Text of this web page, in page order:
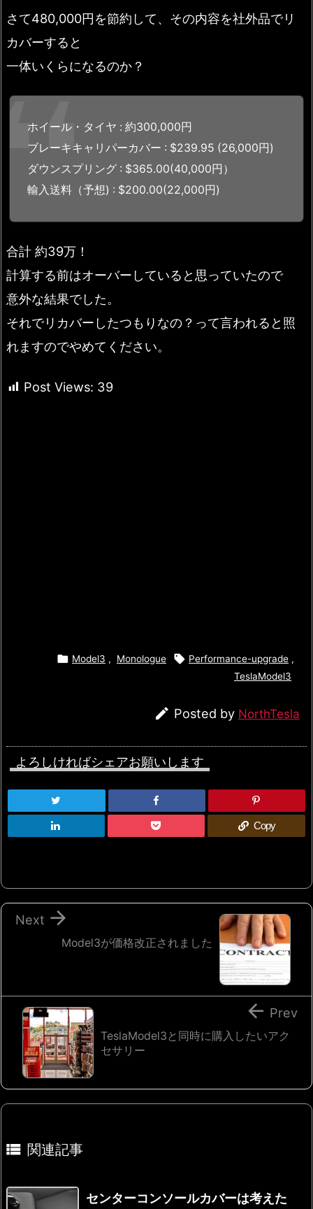
さて480,000円を節約して、その内容を社外品でリ
カバーすると
一体いくらになるのか？
ホイール・タイヤ : 約300,000円
ブレーキキャリパーカバー : $239.95 (26,000円)
ダウンスプリング : $365.00(40,000円）
輸入送料（予想) : $200.00(22,000円)
合計 約39万！
計算する前はオーバーしていると思っていたので
意外な結果でした。
それでリカバーしたつもりなの？って言われると照
れますのでやめてください。
Post Views: 39
 Model3 , Monologue  Performance-upgrade ,
TeslaModel3
 Posted by NorthTesla
よろしければシェアお願いします
Copy
Model3が価格改正されました

Next
TeslaModel3と同時に購入したいアク
セサリー
 Prev
 関連記事
センターコンソールカバーは考えた